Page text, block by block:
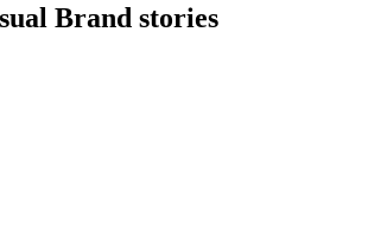
Brand stories